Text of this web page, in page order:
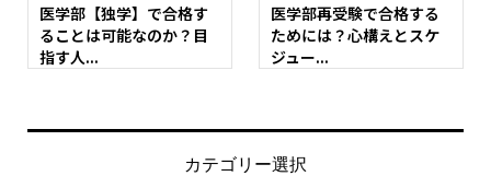
医学部【独学】で合格す
ることは可能なのか？目
指す人...
医学部再受験で合格する
ためには？心構えとスケ
ジュー...
カテゴリー選択